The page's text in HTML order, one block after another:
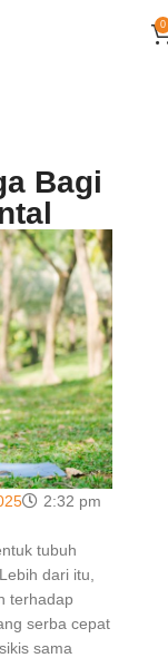
0
Bagi
2:32 pm
tubuh
dari itu,
terhadap
serba cepat
sama